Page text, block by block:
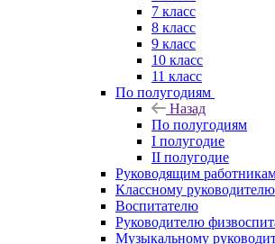
7 класс
8 класс
9 класс
10 класс
11 класс
По полугодиям
Назад
По полугодиям
I полугодие
II полугодие
Руководящим
Классному руководителю
Воспитателю
Руководителю
Музыкальному